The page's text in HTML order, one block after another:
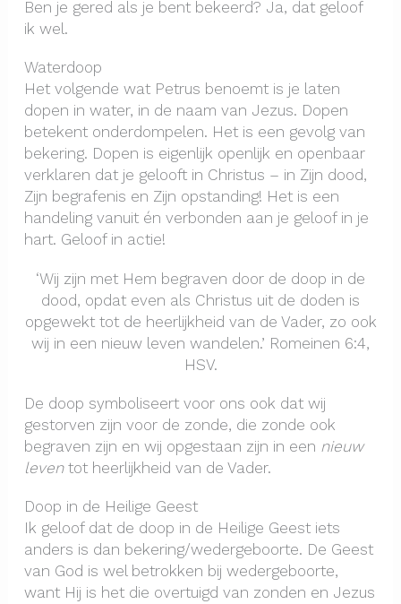
Ben je gered als je bent bekeerd? Ja, dat geloof
ik wel.
Waterdoop
Het volgende wat Petrus benoemt is je laten
dopen in water, in de naam van Jezus. Dopen
betekent onderdompelen. Het is een gevolg van
bekering. Dopen is eigenlijk openlijk en openbaar
verklaren dat je gelooft in Christus – in Zijn dood,
Zijn begrafenis en Zijn opstanding! Het is een
handeling vanuit én verbonden aan je geloof in je
hart. Geloof in actie!
‘Wij zijn met Hem begraven door de doop in de
dood, opdat even als Christus uit de doden is
opgewekt tot de heerlijkheid van de Vader, zo ook
wij in een nieuw leven wandelen.’ Romeinen 6:4,
HSV.
De doop symboliseert voor ons ook dat wij
gestorven zijn voor de zonde, die zonde ook
begraven zijn en wij opgestaan zijn in een nieuw
leventot heerlijkheid van de Vader.
Doop in de Heilige Geest
Ik geloof dat de doop in de Heilige Geest iets
anders is dan bekering/wedergeboorte. De Geest
van God is wel betrokken bij wedergeboorte,
want Hij is het die overtuigd van zonden en Jezus